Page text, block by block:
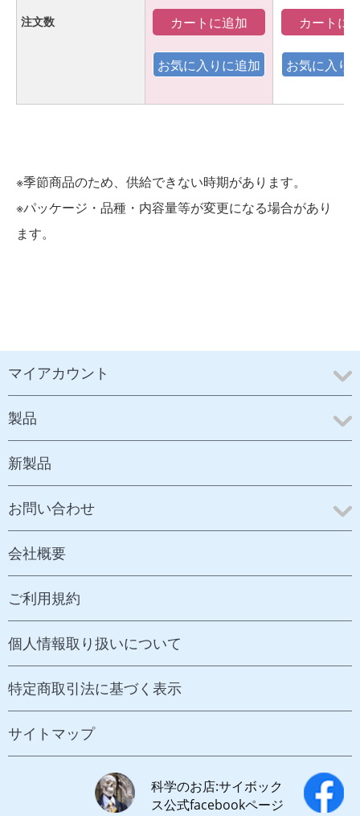
注文数 カートに追加 カートに
※季節商品のため、供給できない時期があります。
※パッケージ・品種・内容量等が変更になる場合があり
ます。
マイアカウント
製品
新製品
お問い合わせ
会社概要
ご利用規約
個人情報取り扱いについて
特定商取引法に基づく表示
サイトマップ
科学のお店:サイボック
ス公式facebookページ